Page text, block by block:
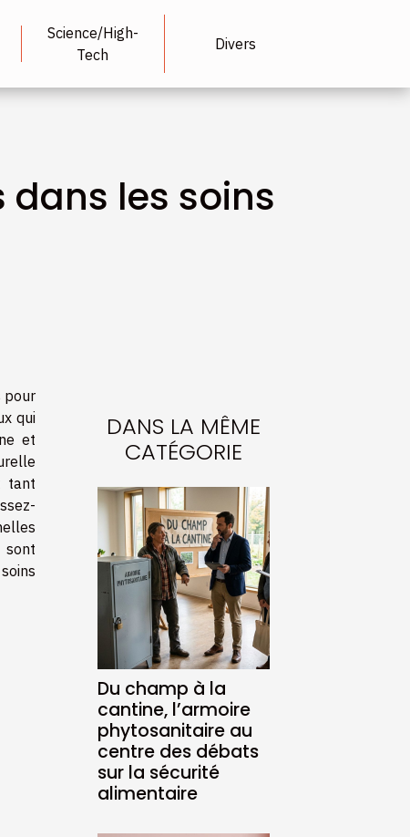
Science/High-
Tech
Divers
les soins
pour
qui
et
tant
sont
DANS LA MÊME
CATÉGORIE
Du champ à la
cantine, l’armoire
phytosanitaire au
centre des débats
sur la sécurité
alimentaire